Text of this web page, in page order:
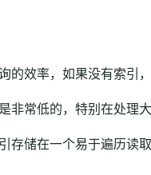
的效率，如果没有索引
非常低的，特别在处理
存储在一个易于遍历读